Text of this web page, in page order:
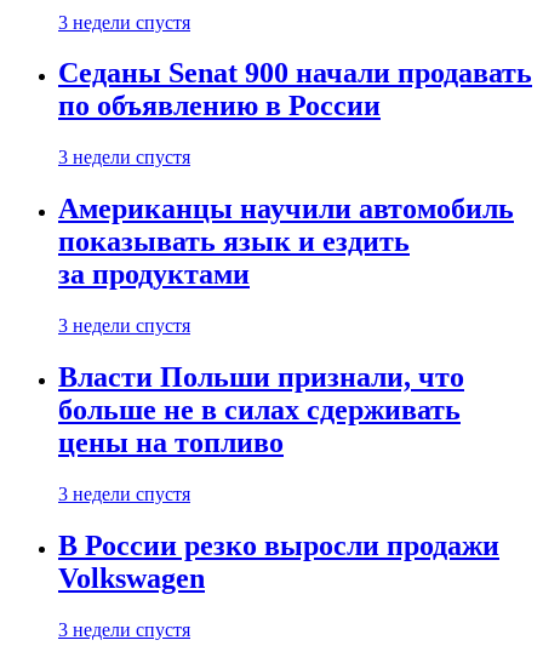
3 недели спустя
Седаны Senat 900 начали продавать
по объявлению в России
3 недели спустя
Американцы научили автомобиль
показывать язык и ездить
за продуктами
3 недели спустя
Власти Польши признали, что
больше не в силах сдерживать
цены на топливо
3 недели спустя
В России резко выросли продажи
Volkswagen
3 недели спустя